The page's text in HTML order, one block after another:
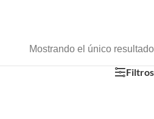
Mostrando el único resultado
Filtros